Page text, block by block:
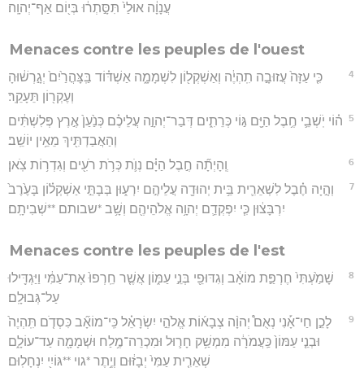
עֲנָוָ֔ה אוּלַי֙ תִּסָּ֣תְר֔וּ בְּי֖וֹם אַף־יְהוָֽה׃
Menaces contre les peuples de l'ouest
4
כִּ֤י עַזָּה֙ עֲזוּבָ֣ה תִֽהְיֶ֔ה וְאַשְׁקְל֖וֹן לִשְׁמָמָ֑ה אַשְׁדּ֗וֹד בַּֽצָּהֳרַ֙יִם֙ יְגָ֣רְשׁ֔וּהָ
וְעֶקְר֖וֹן תֵּעָקֵֽר׃
5
ה֗וֹי יֹֽשְׁבֵ֛י חֶ֥בֶל הַיָּ֖ם גּ֣וֹי כְּרֵתִ֑ים דְּבַר־יְהוָ֣ה עֲלֵיכֶ֗ם כְּנַ֙עַן֙ אֶ֣רֶץ פְּלִשְׁתִּ֔ים
וְהַאֲבַדְתִּ֖יךְ מֵאֵ֥ין יוֹשֵֽׁב׃
6 וְֽהָיְתָ֞ה חֶ֣בֶל הַיָּ֗ם נְוֺ֛ת כְּרֹ֥ת רֹעִ֖ים וְגִדְר֥וֹת צֹֽאן׃
7
וְהָ֣יָה חֶ֗בֶל לִשְׁאֵרִ֛ית בֵּ֥ית יְהוּדָ֖ה עֲלֵיהֶ֣ם יִרְע֑וּן בְּבָתֵּ֣י אַשְׁקְל֗וֹן בָּעֶ֙רֶב֙
יִרְבָּצ֔וּן כִּ֧י יִפְקְדֵ֛ם יְהוָ֥ה אֱלֹהֵיהֶ֖ם וְשָׁ֥ב *שבותם **שְׁבִיתָֽם׃
Menaces contre les peuples de l'est
8
שָׁמַ֙עְתִּי֙ חֶרְפַּ֣ת מוֹאָ֔ב וְגִדּוּפֵ֖י בְּנֵ֣י עַמּ֑וֹן אֲשֶׁ֤ר חֵֽרְפוּ֙ אֶת־עַמִּ֔י וַיַּגְדִּ֖ילוּ
עַל־גְּבוּלָֽם׃
9
לָכֵ֣ן חַי־אָ֡נִי נְאֻם֩ יְהוָ֨ה צְבָא֜וֹת אֱלֹהֵ֣י יִשְׂרָאֵ֗ל כִּֽי־מוֹאָ֞ב כִּסְדֹ֤ם תִּֽהְיֶה֙
וּבְנֵ֤י עַמּוֹן֙ כַּֽעֲמֹרָ֔ה מִמְשַׁ֥ק חָר֛וּל וּמִכְרֵה־מֶ֥לַח וּשְׁמָמָ֖ה עַד־עוֹלָ֑ם
שְׁאֵרִ֤ית עַמִּי֙ יְבָזּ֔וּם וְיֶ֥תֶר *גוי **גּוֹיִ֖י יִנְחָלֽוּם׃